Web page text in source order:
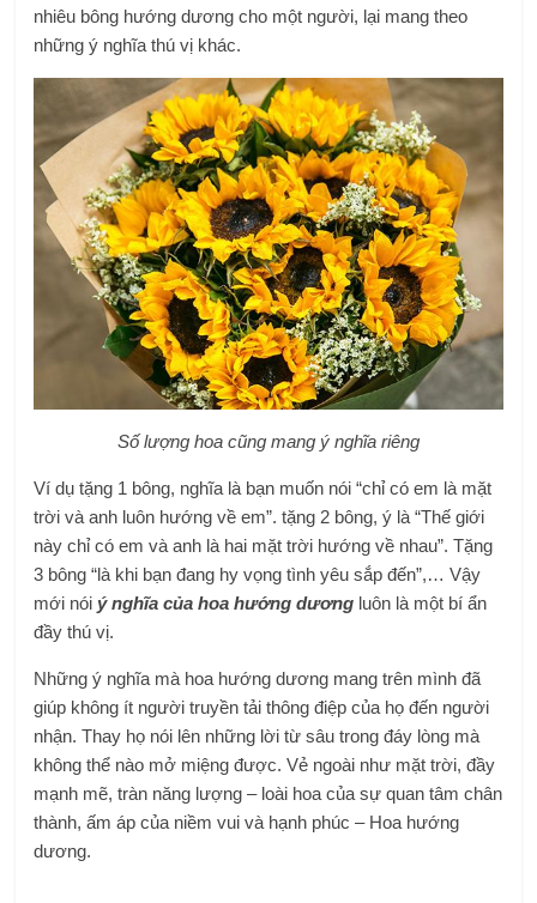
nhiêu bông hướng dương cho một người, lại mang theo
những ý nghĩa thú vị khác.
Số lượng hoa cũng mang ý nghĩa riêng
Ví dụ tặng 1 bông, nghĩa là bạn muốn nói “chỉ có em là mặt
trời và anh luôn hướng về em”. tặng 2 bông, ý là “Thế giới
này chỉ có em và anh là hai mặt trời hướng về nhau”. Tặng
3 bông “là khi bạn đang hy vọng tình yêu sắp đến”,… Vậy
mới nói ý nghĩa của hoa hướng dương luôn là một bí ẩn
đầy thú vị.
Những ý nghĩa mà hoa hướng dương mang trên mình đã
giúp không ít người truyền tải thông điệp của họ đến người
nhận. Thay họ nói lên những lời từ sâu trong đáy lòng mà
không thể nào mở miệng được. Vẻ ngoài như mặt trời, đầy
mạnh mẽ, tràn năng lượng – loài hoa của sự quan tâm chân
thành, ấm áp của niềm vui và hạnh phúc – Hoa hướng
dương.